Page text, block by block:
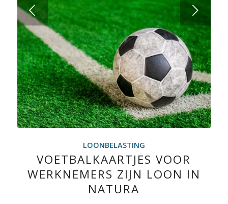
LOONBELASTING
VOETBALKAARTJES VOOR
WERKNEMERS ZIJN LOON IN
NATURA
Volgende